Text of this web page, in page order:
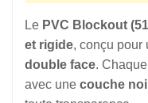
Le PVC Blockout
et rigide, conçu pour
double face.
avec une couche